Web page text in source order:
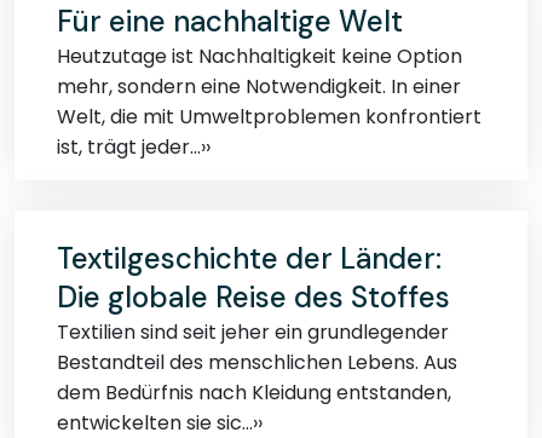
Für eine nachhaltige Welt
Heutzutage ist Nachhaltigkeit keine Option
mehr, sondern eine Notwendigkeit. In einer
Welt, die mit Umweltproblemen konfrontiert
ist, trägt jeder...››
Textilgeschichte der Länder:
Die globale Reise des Stoffes
Textilien sind seit jeher ein grundlegender
Bestandteil des menschlichen Lebens. Aus
dem Bedürfnis nach Kleidung entstanden,
entwickelten sie sic...››